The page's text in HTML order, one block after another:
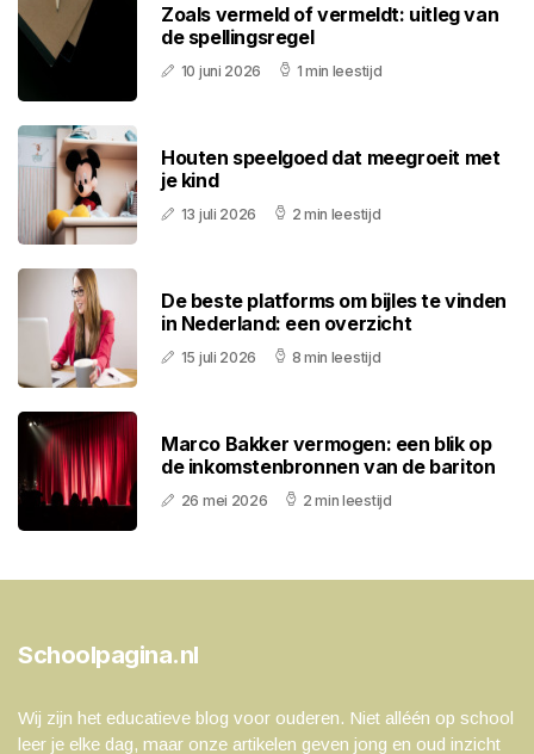
Zoals vermeld of vermeldt: uitleg van
de spellingsregel
10 juni 2026 1 min leestijd
Houten speelgoed dat meegroeit met
je kind
13 juli 2026 2 min leestijd
De beste platforms om bijles te vinden
in Nederland: een overzicht
15 juli 2026 8 min leestijd
Marco Bakker vermogen: een blik op
de inkomstenbronnen van de bariton
26 mei 2026 2 min leestijd
Schoolpagina.nl
Wij zijn het educatieve blog voor ouderen. Niet alléén op school
leer je elke dag, maar onze artikelen geven jong en oud inzicht